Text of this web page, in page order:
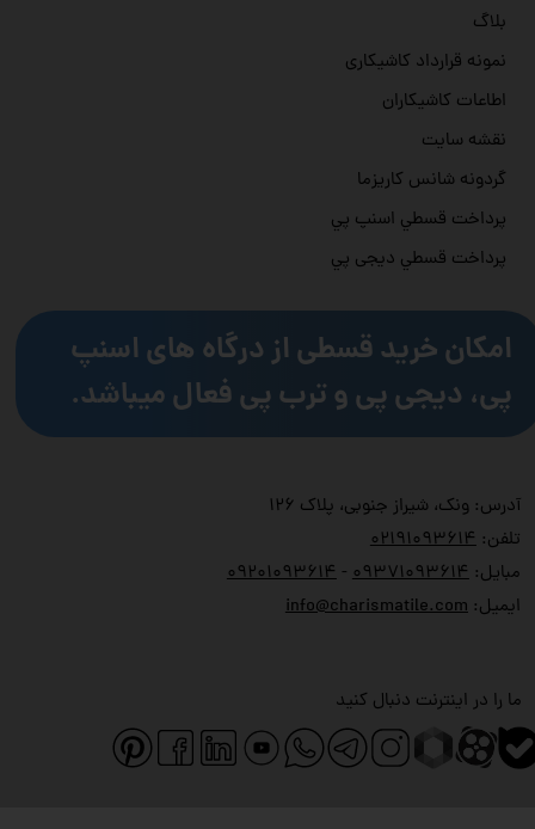
ما را در اینترنت دنبال کنید
آدرس: ونک، شیراز جنوبی، پلاک ۱۲۶
تلفن:
۰۲۱۹۱۰۹۳۶۱۴
مبایل:
۰۹۳۷۱۰۹۳۶۱۴ - ۰۹۲۰۱۰۹۳۶۱۴
ایمیل:info@charismatile.com
بلاگ
نمونه قرارداد کاشیکاری
اطاعات کاشیکاران
نقشه سایت
گردونه شانس کاریزما
پرداخت قسطي اسنپ پي
پرداخت قسطي دیجی پي
امکان خرید قسطی از درگاه های اسنپ
پی، دیجی پی و ترب پی فعال میباشد.